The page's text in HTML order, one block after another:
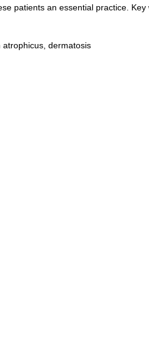
patients an essential practice.
atrophicus, dermatosis